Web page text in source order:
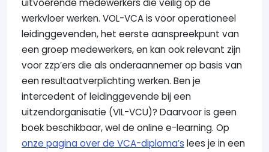
uitvoerende medewerkers die veilig op de
werkvloer werken. VOL-VCA is voor operationeel
leidinggevenden, het eerste aanspreekpunt van
een groep medewerkers, en kan ook relevant zijn
voor zzp’ers die als onderaannemer op basis van
een resultaatverplichting werken. Ben je
intercedent of leidinggevende bij een
uitzendorganisatie (VIL-VCU)? Daarvoor is geen
boek beschikbaar, wel de online e-learning. Op
onze pagina over de VCA-diploma’s lees je in een